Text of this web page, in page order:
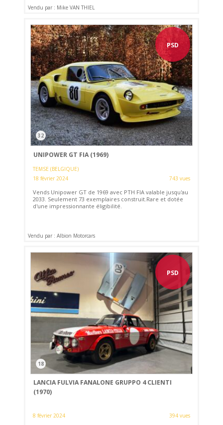
Vendu par : Mike VAN THIEL
PSD
32
UNIPOWER GT FIA (1969)
TEMSE (BELGIQUE)
18 février 2024
743 vues
Vends Unipower GT de 1969 avec PTH FIA valable jusqu'au
2033. Seulement 73 exemplaires construit.Rare et dotée
d'une impressionnante éligibilité.
Vendu par : Albion Motorcars
PSD
18
LANCIA FULVIA FANALONE GRUPPO 4 CLIENTI
(1970)
8 février 2024 394 vues